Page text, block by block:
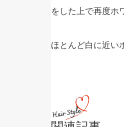
をした上で再度ホ
ほとんど白に近い